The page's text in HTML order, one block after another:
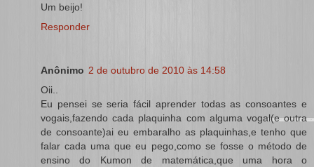
Um beijo!
Responder
Anônimo 2 de outubro de 2010 às 14:58
Oii..
Eu pensei se seria fácil aprender todas as consoantes e
vogais,fazendo cada plaquinha com alguma vogal(e outra
de consoante)ai eu embaralho as plaquinhas,e tenho que
falar cada uma que eu pego,como se fosse o método de
ensino do Kumon de matemática,que uma hora o